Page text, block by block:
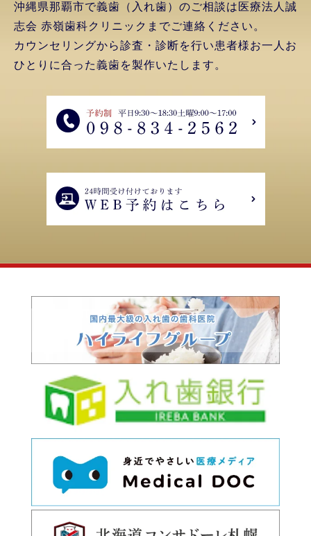
沖縄県那覇市で義歯（入れ歯）のご相談は医療法人誠
志会 赤嶺歯科クリニックまでご連絡ください。
カウンセリングから診査・診断を行い患者様お一人お
ひとりに合った義歯を製作いたします。